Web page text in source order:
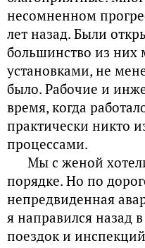
несомненном
лет назад. Были
большинство из них
установками, не
было. Рабочие и
время, когда
практически никто
процессами.
Мы с женой
порядке. Но по
непредвиденная
я направился назад
поездок и